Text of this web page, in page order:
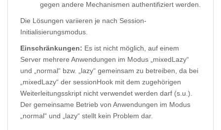
gegen andere Mechanismen authentifiziert werden.
Die Lösungen variieren je nach Session-
Initialisierungsmodus.
Einschränkungen: Es ist nicht möglich, auf einem
Server mehrere Anwendungen im Modus „mixedLazy“
und „normal“ bzw. „lazy“ gemeinsam zu betreiben, da bei
„mixedLazy“ der sessionHook mit dem zugehörigen
Weiterleitungsskript nicht verwendet werden darf (s.u.).
Der gemeinsame Betrieb von Anwendungen im Modus
„normal“ und „lazy“ stellt kein Problem dar.